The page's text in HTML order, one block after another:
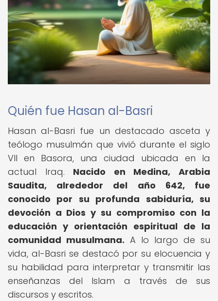
Quién fue Hasan al-Basri
Hasan al-Basri fue un destacado asceta y
teólogo musulmán que vivió durante el siglo
VII en Basora, una ciudad ubicada en la
actual Iraq. Nacido en Medina, Arabia
Saudita, alrededor del año 642, fue
conocido por su profunda sabiduría, su
devoción a Dios y su compromiso con la
educación y orientación espiritual de la
comunidad musulmana. A lo largo de su
vida, al-Basri se destacó por su elocuencia y
su habilidad para interpretar y transmitir las
enseñanzas del Islam a través de sus
discursos y escritos.